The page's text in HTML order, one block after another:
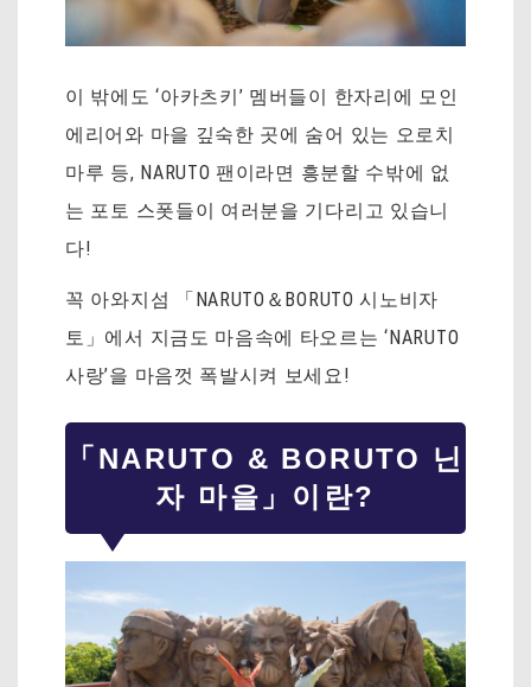
이 밖에도 ‘아카츠키’ 멤버들이 한자리에 모인
에리어와 마을 깊숙한 곳에 숨어 있는 오로치
마루 등, NARUTO 팬이라면 흥분할 수밖에 없
는 포토 스폿들이 여러분을 기다리고 있습니
다!
꼭 아와지섬 「NARUTO＆BORUTO 시노비자
토」에서 지금도 마음속에 타오르는 ‘NARUTO
사랑’을 마음껏 폭발시켜 보세요!
「NARUTO & BORUTO 닌
자 마을」이란?